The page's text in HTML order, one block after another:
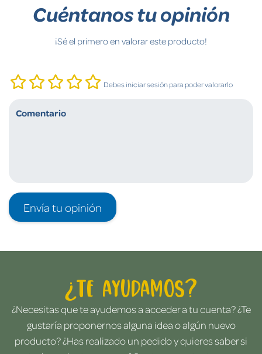
Cuéntanos tu opinión
¡Sé el primero en valorar este producto!
Debes iniciar sesión para poder valorarlo
Envía tu opinión
¿Te ayudamos?
¿Necesitas que te ayudemos a acceder a tu cuenta? ¿Te
gustaría proponernos alguna idea o algún nuevo
producto? ¿Has realizado un pedido y quieres saber si